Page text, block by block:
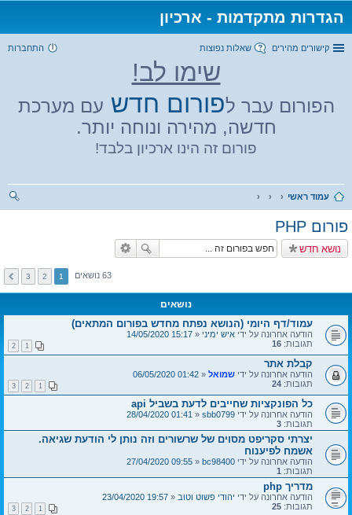
הגדרות מתקדמות - ארכיון
קישורים מהירים שאלות נפוצות התחברות
שימו לב!
הפורום עבר לפורום חדש עם מערכת
חדשה, מהירה ונוחה יותר.
פורום זה הינו ארכיון בלבד!
עמוד ראשי
פורום PHP
נושא חדש
63 נושאים 1
2
3
נושאים
עמוד/דף היומי (הנושא נפתח מחדש בפורום המתאים)
הודעה אחרונה על ידי איש ימיני «
15:17 14/05/2020
תגובות: 16
1
2
קבלת אתר
הודעה אחרונה על ידי שמואל «
01:42 06/05/2020
תגובות: 24
1
2
3
כל הפונקציות שחייבים לדעת בשביל api
הודעה אחרונה על ידי sbb0799
«
01:41 28/04/2020
תגובות: 3
יצרתי סקריפט מסוים של שרשורים וזה נותן לי הודעת שגיאה.
אשמח לפיענוח
הודעה אחרונה על ידי bc98400
«
09:55 27/04/2020
תגובות: 1
מדריך php
הודעה אחרונה על ידי יהודי פשוט וטוב «
19:57 23/04/2020
תגובות: 25
1
2
3